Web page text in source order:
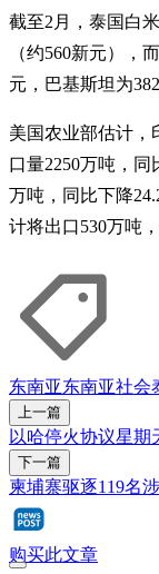
截至2月，泰国白
（约560新元），
元，巴基斯坦为
美国农业部估计，
口量2250万吨，同
万吨，同比下降
计将出口530万吨
东南亚东南亚社会
上一篇
以哈停火协议星期
下一篇
柬埔寨驱逐119名
购买此文章